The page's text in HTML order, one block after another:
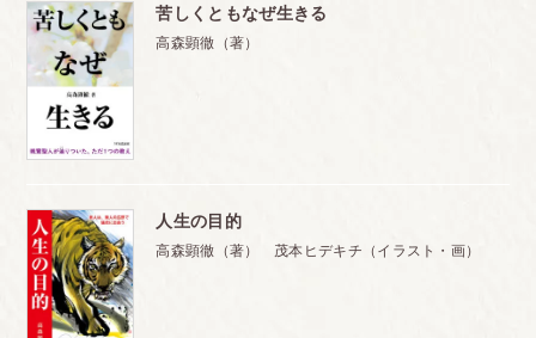
苦しくともなぜ生きる
高森顕徹（著）
人生の目的
高森顕徹（著） 茂本ヒデキチ（イラスト・画）